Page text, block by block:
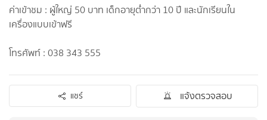
ค่าเข้าชม : ผู้ใหญ่ 50 บาท เด็กอายุต่ำกว่า 10 ปี และนักเรียนใน
เครื่องแบบเข้าฟรี
โทรศัพท์ : 038 343 555
แชร์ แจ้งตรวจสอบ